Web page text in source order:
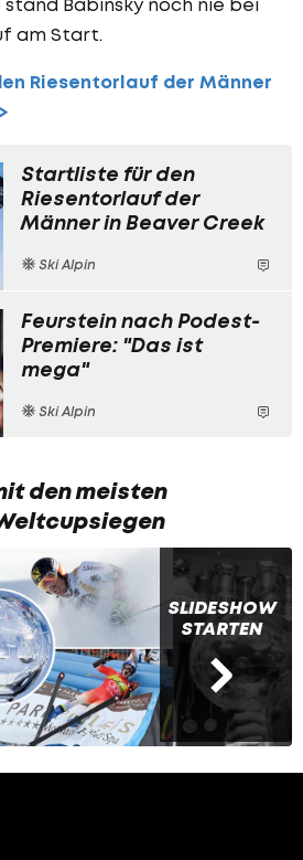
am Start.
Riesentorlauf der Männer
Startliste für den
Riesentorlauf der
Männer in Beaver Creek
Ski Alpin
Feurstein nach Podest-
Premiere: "Das ist
mega"
Ski Alpin
den meisten
SLIDESHOW
STARTEN